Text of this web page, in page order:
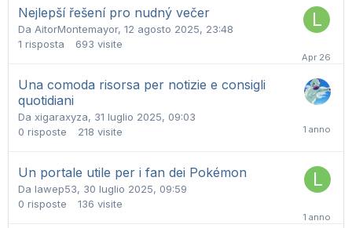
Nejlepší řešení pro nudný večer
Da AitorMontemayor, 12 agosto 2025, 23:48
1 risposta 693 visite
Una comoda risorsa per notizie e consigli
quotidiani
Da xigaraxyza, 31 luglio 2025, 09:03
0 risposte 218 visite
Un portale utile per i fan dei Pokémon
Da lawep53, 30 luglio 2025, 09:59
0 risposte 136 visite